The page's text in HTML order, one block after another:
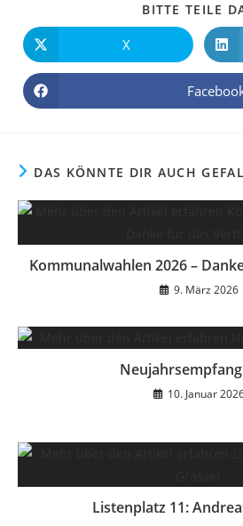
BITTE TEILE
X
DAS KÖNNTE DIR AUCH
Kommunalwahlen 2026 –
9. März 2026
10. Januar
Listenplatz 11: